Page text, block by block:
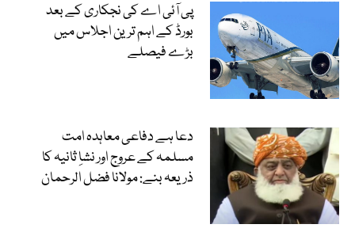
پی آئی اے کی نجکاری کے بعد
بورڈ کے اہم ترین اجلاس میں
بڑے فیصلے
دعا ہے دفاعی معاہدہ امت
مسلمہ کے عروج اور نشاِ ثانیہ کا
ذریعہ بنے: مولانا فضل الرحمان